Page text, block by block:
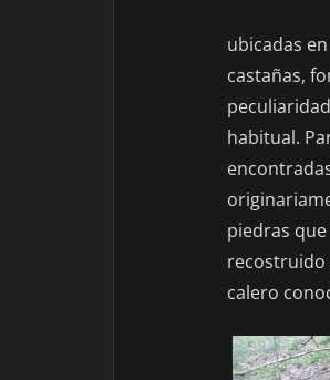
ubicadas
castañas,
habitual.
piedras
recostruido
calero